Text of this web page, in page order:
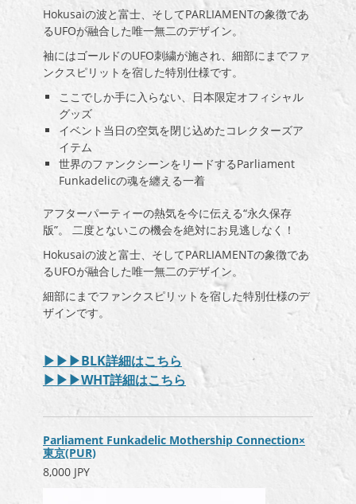
Hokusaiの波と富士、そしてPARLIAMENTの象徴であ
るUFOが融合した唯一無二のデザイン。
袖にはゴールドのUFO刺繍が施され、細部にまでファ
ンクスピリットを宿した特別仕様です。
ここでしか手に入らない、日本限定オフィシャル
グッズ
イベント当日の空気を閉じ込めたコレクターズア
イテム
世界のファンクシーンをリードするParliament
Funkadelicの魂を纏える一着
アフターパーティーの熱気を今に伝える“永久保存
版”。 二度とないこの機会を絶対にお見逃しなく！
Hokusaiの波と富士、そしてPARLIAMENTの象徴であ
るUFOが融合した唯一無二のデザイン。
細部にまでファンクスピリットを宿した特別仕様のデ
ザインです。
▶︎▶︎▶︎BLK詳細はこちら
▶︎▶︎▶︎WHT詳細はこちら
Parliament Funkadelic Mothership Connection×
東京(PUR)
8,000 JPY